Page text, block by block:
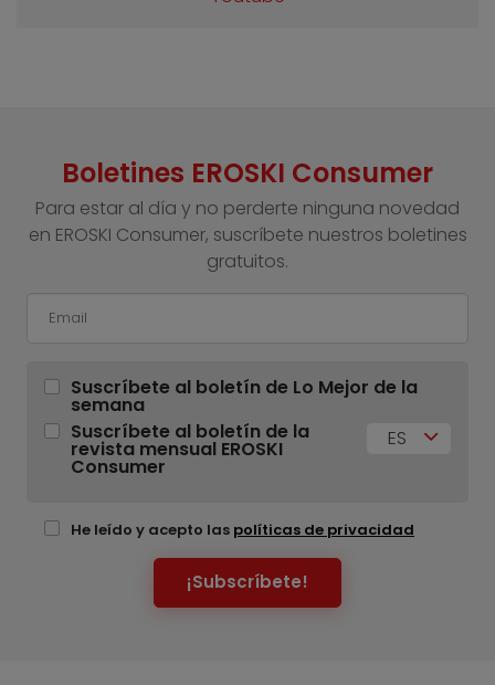
Boletines EROSKI Consumer
Para estar al día y no perderte ninguna novedad
en EROSKI Consumer, suscríbete nuestros boletines
gratuitos.
Suscríbete al boletín de Lo Mejor de la
semana
Suscríbete al boletín de la
revista mensual EROSKI
Consumer
ES
He leído y acepto las políticas de privacidad
¡Subscríbete!